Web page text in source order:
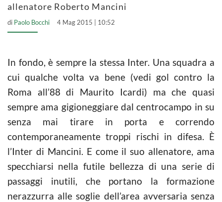
allenatore Roberto Mancini
di Paolo Bocchi 4 Mag 2015 | 10:52
In fondo, è sempre la stessa Inter. Una squadra a
cui qualche volta va bene (vedi gol contro la
Roma all’88 di Maurito Icardi) ma che quasi
sempre ama gigioneggiare dal centrocampo in su
senza mai tirare in porta e correndo
contemporaneamente troppi rischi in difesa. È
l’Inter di Mancini. E come il suo allenatore, ama
specchiarsi nella futile bellezza di una serie di
passaggi inutili, che portano la formazione
nerazzurra alle soglie dell’area avversaria senza